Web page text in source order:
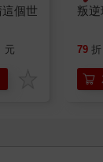
個世
元
叛
79 折